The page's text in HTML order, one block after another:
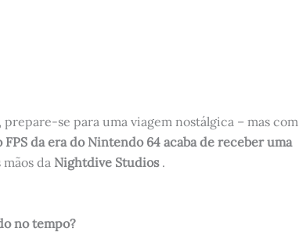
prepare-se para uma viagem nostálgica – mas com
FPS da era do Nintendo 64 acaba de receber uma
mãos da Nightdive Studios.
no tempo?